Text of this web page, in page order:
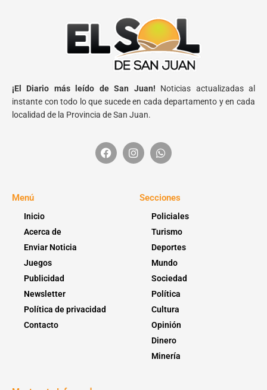
¡El Diario más leído de San Juan! Noticias actualizadas al
instante con todo lo que sucede en cada departamento y en cada
localidad de la Provincia de San Juan.
Menú
Inicio
Acerca de
Enviar Noticia
Juegos
Publicidad
Newsletter
Política de privacidad
Contacto
Secciones
Policiales
Turismo
Deportes
Mundo
Sociedad
Política
Cultura
Opinión
Dinero
Minería